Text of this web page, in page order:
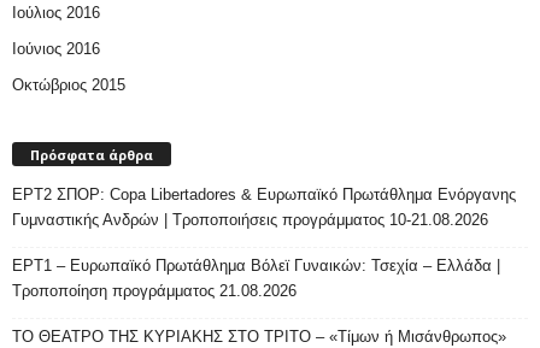
Ιούλιος 2016
Ιούνιος 2016
Οκτώβριος 2015
Πρόσφατα άρθρα
ΕΡΤ2 ΣΠΟΡ: Copa Libertadores & Ευρωπαϊκό Πρωτάθλημα Ενόργανης
Γυμναστικής Ανδρών | Τροποποιήσεις προγράμματος 10-21.08.2026
ΕΡΤ1 – Ευρωπαϊκό Πρωτάθλημα Βόλεϊ Γυναικών: Τσεχία – Ελλάδα |
Τροποποίηση προγράμματος 21.08.2026
ΤΟ ΘΕΑΤΡΟ ΤΗΣ ΚΥΡΙΑΚΗΣ ΣΤΟ ΤΡΙΤΟ – «Τίμων ή Μισάνθρωπος»